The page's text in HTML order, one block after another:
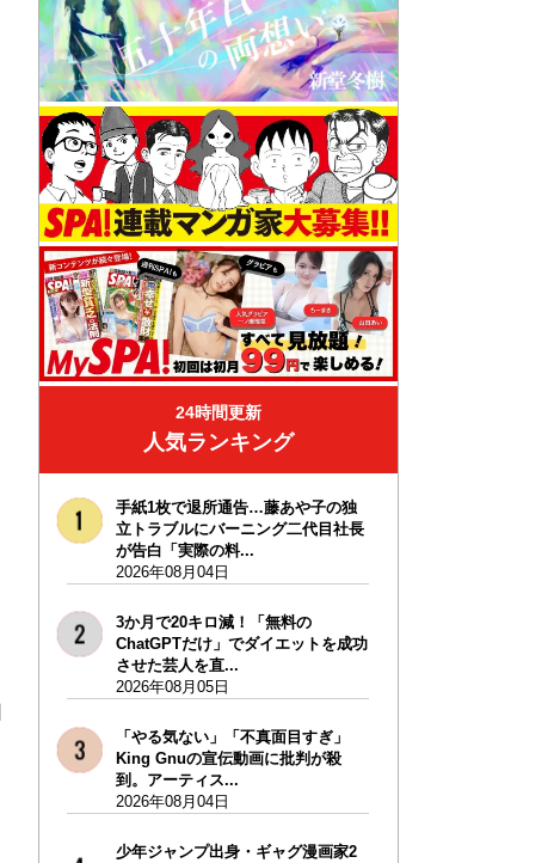
24時間更新
人気ランキング
手紙1枚で退所通告…藤あや子の独
立トラブルにバーニング二代目社長
が告白「実際の料...
2026年08月04日
3か月で20キロ減！「無料の
ChatGPTだけ」でダイエットを成功
させた芸人を直...
2026年08月05日
「やる気ない」「不真面目すぎ」
King Gnuの宣伝動画に批判が殺
到。アーティス...
2026年08月04日
少年ジャンプ出身・ギャグ漫画家2